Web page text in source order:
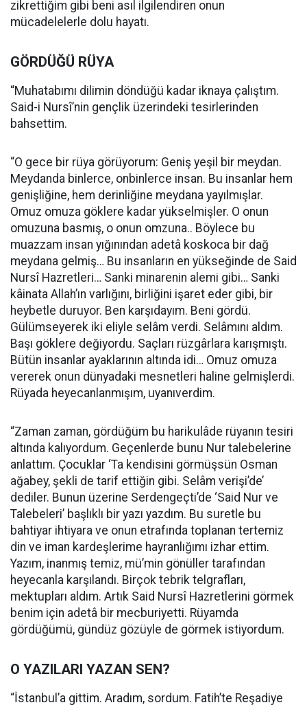
zikrettiğim gibi beni asıl ilgilendiren onun
mücadelelerle dolu hayatı.
GÖRDÜĞÜ RÜYA
“Muhatabımı dilimin döndüğü kadar iknaya çalıştım.
Said-i Nursî’nin gençlik üzerindeki tesirlerinden
bahsettim.
“O gece bir rüya görüyorum: Geniş yeşil bir meydan.
Meydanda binlerce, onbinlerce insan. Bu insanlar hem
genişliğine, hem derinliğine meydana yayılmışlar.
Omuz omuza göklere kadar yükselmişler. O onun
omuzuna basmış, o onun omzuna.. Böylece bu
muazzam insan yığınından adetâ koskoca bir dağ
meydana gelmiş… Bu insanların en yükseğinde de Said
Nursî Hazretleri… Sanki minarenin alemi gibi… Sanki
kâinata Allah’ın varlığını, birliğini işaret eder gibi, bir
heybetle duruyor. Ben karşıdayım. Beni gördü.
Gülümseyerek iki eliyle selâm verdi. Selâmını aldım.
Başı göklere değiyordu. Saçları rüzgârlara karışmıştı.
Bütün insanlar ayaklarının altında idi… Omuz omuza
vererek onun dünyadaki mesnetleri haline gelmişlerdi.
Rüyada heyecanlanmışım, uyanıverdim.
“Zaman zaman, gördüğüm bu harikulâde rüyanın tesiri
altında kalıyordum. Geçenlerde bunu Nur talebelerine
anlattım. Çocuklar ‘Ta kendisini görmüşsün Osman
ağabey, şekli de tarif ettiğin gibi. Selâm verişi’de’
dediler. Bunun üzerine Serdengeçti’de ‘Said Nur ve
Talebeleri’ başlıklı bir yazı yazdım. Bu suretle bu
bahtiyar ihtiyara ve onun etrafında toplanan tertemiz
din ve iman kardeşlerime hayranlığımı izhar ettim.
Yazım, inanmış temiz, mü’min gönüller tarafından
heyecanla karşılandı. Birçok tebrik telgrafları,
mektupları aldım. Artık Said Nursî Hazretlerini görmek
benim için adetâ bir mecburiyetti. Rüyamda
gördüğümü, gündüz gözüyle de görmek istiyordum.
O YAZILARI YAZAN SEN?
“İstanbul’a gittim. Aradım, sordum. Fatih’te Reşadiye